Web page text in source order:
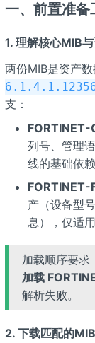
一、前置准备
1. 理解核心MIB
两份MIB是资产
支：
FORTINET-
列号、管理
线的基础依赖
FORTINET-
产（设备型
息），仅适
加载顺序要求
加载
解析失败。
2. 下载匹配的